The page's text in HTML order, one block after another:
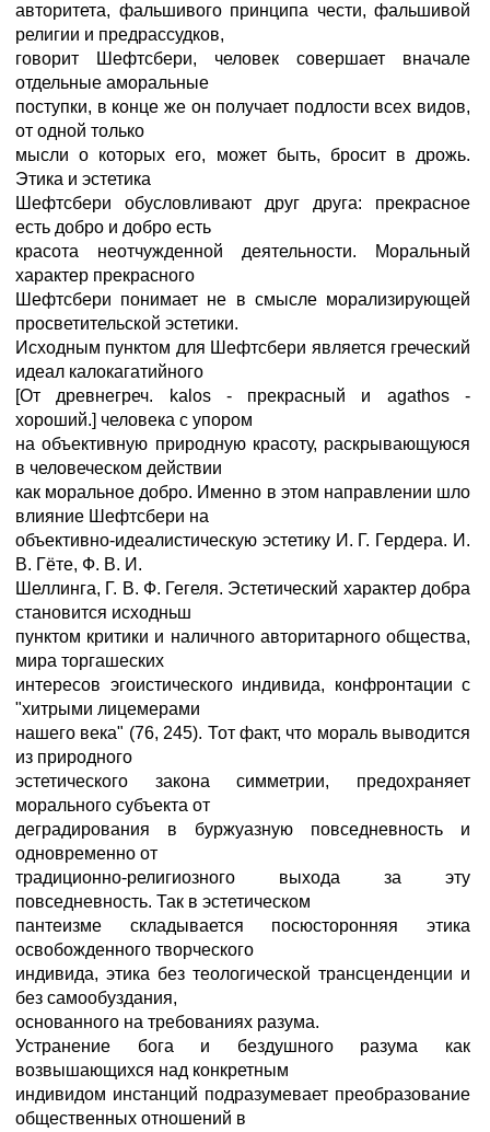
авторитета, фальшивого принципа чести, фальшивой
религии и предрассудков,
говорит Шефтсбери, человек совершает вначале
отдельные аморальные
поступки, в конце же он получает подлости всех видов,
от одной только
мысли о которых его, может быть, бросит в дрожь.
Этика и эстетика
Шефтсбери обусловливают друг друга: прекрасное
есть добро и добро есть
красота неотчужденной деятельности. Моральный
характер прекрасного
Шефтсбери понимает не в смысле морализирующей
просветительской эстетики.
Исходным пунктом для Шефтсбери является греческий
идеал калокагатийного
[От древнегреч. kalos - прекрасный и agathos -
хороший.] человека с упором
на объективную природную красоту, раскрывающуюся
в человеческом действии
как моральное добро. Именно в этом направлении шло
влияние Шефтсбери на
объективно-идеалистическую эстетику И. Г. Гердера. И.
В. Гёте, Ф. В. И.
Шеллинга, Г. В. Ф. Гегеля. Эстетический характер добра
становится исходньш
пунктом критики и наличного авторитарного общества,
мира торгашеских
интересов эгоистического индивида, конфронтации с
"хитрыми лицемерами
нашего века" (76, 245). Тот факт, что мораль выводится
из природного
эстетического закона симметрии, предохраняет
морального субъекта от
деградирования в буржуазную повседневность и
одновременно от
традиционно-религиозного выхода за эту
повседневность. Так в эстетическом
пантеизме складывается посюсторонняя этика
освобожденного творческого
индивида, этика без теологической трансценденции и
без самообуздания,
основанного на требованиях разума.
Устранение бога и бездушного разума как
возвышающихся над конкретным
индивидом инстанций подразумевает преобразование
общественных отношений в